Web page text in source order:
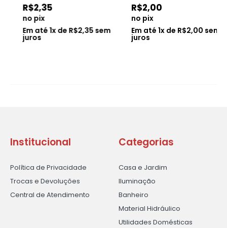
de 5
2,35
no pix
Em até1x deR$2,35sem
juros
de 5
2,00
no pix
Em até1x de R$2,00sem
juros
Institucional
Política de Privacidade
Trocas e Devoluções
Central de Atendimento
Categorias
Casa e Jardim
Iluminação
Banheiro
Material Hidráulico
Utilidades Domésticas